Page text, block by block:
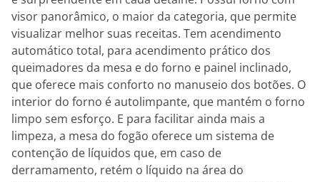
visor panorâmico, o maior da categoria, que permite
visualizar melhor suas receitas. Tem acendimento
automático total, para acendimento prático dos
queimadores da mesa e do forno e painel inclinado,
que oferece mais conforto no manuseio dos botões. O
interior do forno é autolimpante, que mantém o forno
limpo sem esforço. E para facilitar ainda mais a
limpeza, a mesa do fogão oferece um sistema de
contenção de líquidos que, em caso de
derramamento, retém o líquido na área do